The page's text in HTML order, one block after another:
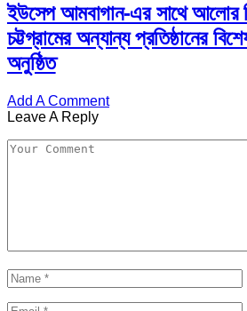
ইউসেপ আমবাগান-এর সাথে আলোর
চট্টগ্রামের অন্যান্য প্রতিষ্ঠানের
অনুষ্ঠিত
Add A Comment
Leave A Reply